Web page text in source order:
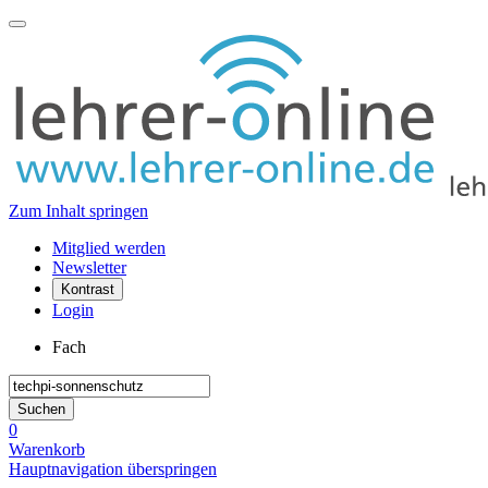
Zum Inhalt springen
Mitglied werden
Newsletter
Kontrast
Login
Fach
0
Warenkorb
Hauptnavigation überspringen